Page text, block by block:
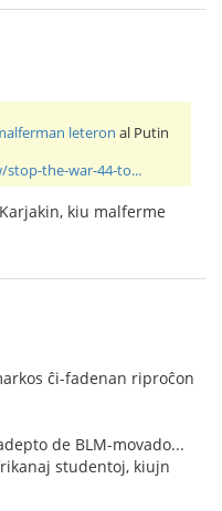
leteron al Putin
the-war-44-to...
kiu malferme
ĉi-fadenan riproĉon
de BLM-movado...
studentoj, kiujn